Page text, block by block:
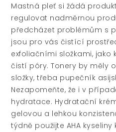
Mastná pleť si žádá
regulovat nadměrnou
předcházet problémům s
jsou pro vás čistící
exfoliačními složkami, jako
čistí póry. Tonery by měly
složky, třeba pupečník
Nezapomeňte, že i v
hydratace. Hydratační
gelovou a lehkou
týdně použijte AHA